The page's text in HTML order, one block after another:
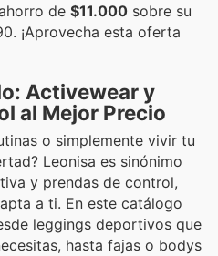
de $11.000 sobre su
¡Aprovecha esta oferta
Activewear y
al Mejor Precio
o simplemente vivir tu
Leonisa es sinónimo
y prendas de control,
a ti. En este catálogo
leggings deportivos que
hasta fajas o bodys